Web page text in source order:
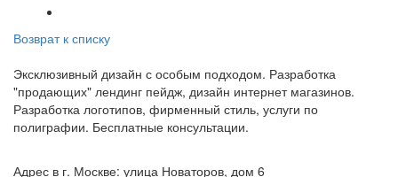
Возврат к списку
Эксклюзивный дизайн с особым подходом. Разработка
"продающих" лендинг пейдж, дизайн интернет магазинов.
Разработка логотипов, фирменный стиль, услуги по
полиграфии. Бесплатные консультации.
Адрес в г. Москве: улица Новаторов, дом 6